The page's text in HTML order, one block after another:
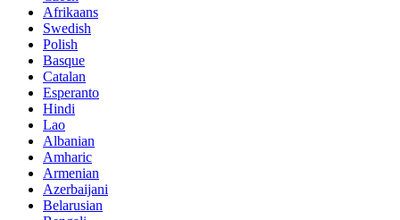
Afrikaans
Swedish
Polish
Basque
Catalan
Esperanto
Hindi
Lao
Albanian
Amharic
Armenian
Azerbaijani
Belarusian